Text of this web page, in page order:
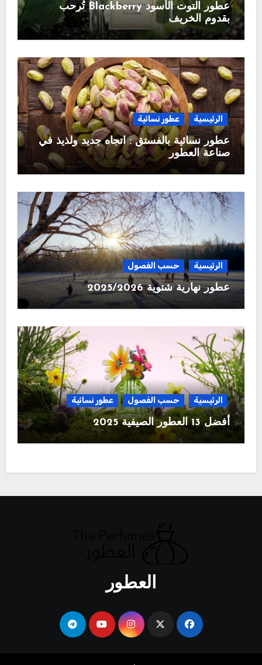
عطور التوت الأسود Blackberry تُرحب
بقدوم الخريف
الرئيسية عطور نسائية
عطور نسائية بالفستق : اتجاه جديد ولذيذ في
صناعة العطور
الرئيسية حسب الفصول
عطور نهارية شتوية 2025/2026
الرئيسية حسب الفصول عطور نسائية
أفضل 13 العطور الصيفية 2025
العطور